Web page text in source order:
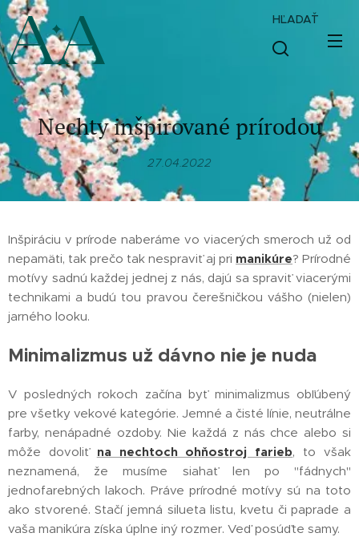
HĽADAŤ
Nechty inšpirované prírodou
27.04.2022
Inšpiráciu v prírode naberáme vo viacerých smeroch už od
nepamäti, tak prečo tak nespraviť aj pri manikúre? Prírodné
motívy sadnú každej jednej z nás, dajú sa spraviť viacerými
technikami a budú tou pravou čerešničkou vášho (nielen)
jarného looku.
Minimalizmus už dávno nie je nuda
V posledných rokoch začína byť minimalizmus obľúbený
pre všetky vekové kategórie. Jemné a čisté línie, neutrálne
farby, nenápadné ozdoby. Nie každá z nás chce alebo si
môže dovoliť na nechtoch ohňostroj farieb, to však
neznamená, že musíme siahať len po "fádnych"
jednofarebných lakoch. Práve prírodné motívy sú na toto
ako stvorené. Stačí jemná silueta listu, kvetu či paprade a
vaša manikúra získa úplne iný rozmer. Veď posúďte samy.